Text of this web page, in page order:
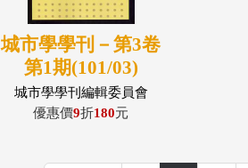
城市學學刊－第3卷
第1期(101/03)
城市學學刊編輯委員會
優惠價9折180元